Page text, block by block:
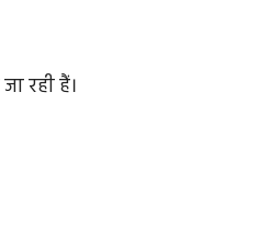
रही हैं।